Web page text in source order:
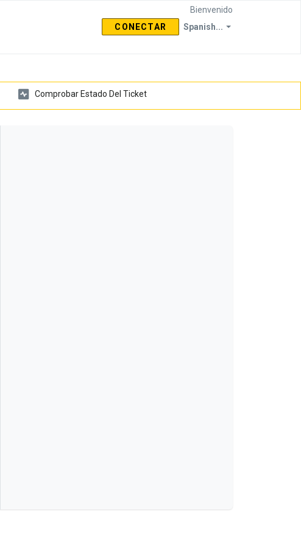
Spanish...
Bienvenido
CONECTAR
Comprobar Estado Del Ticket